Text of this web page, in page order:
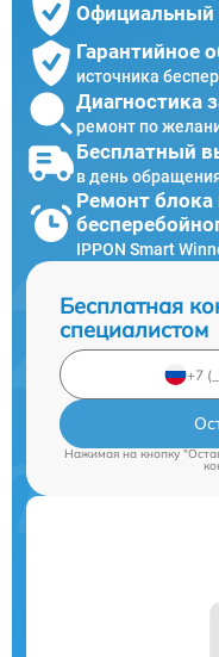
Официальный
Гарантийное
источника
Диагностика
ремонт по
Бесплатный
в день
Ремонт блока
IPPON Smart
Бесплатная
специалистом
Нажимая на кнопку